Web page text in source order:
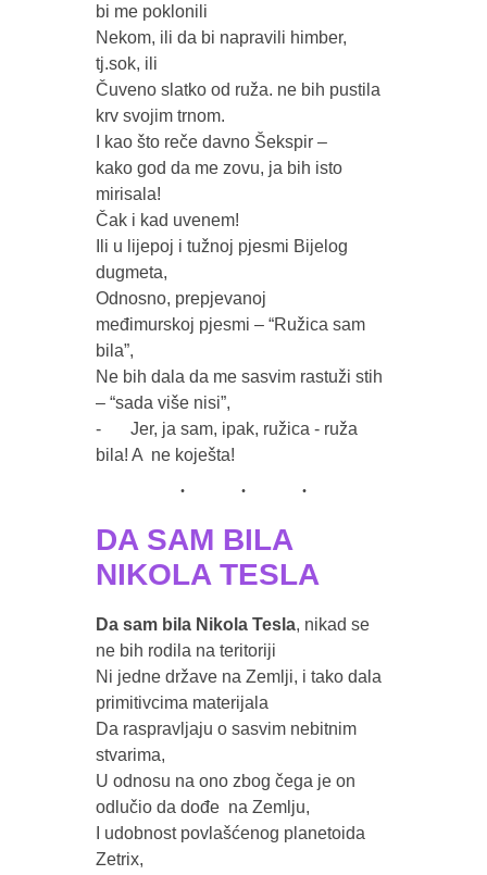
bi me poklonili
Nekom, ili da bi napravili himber,
tj.sok, ili
Čuveno slatko od ruža. ne bih pustila
krv svojim trnom.
I kao što reče davno Šekspir –
kako god da me zovu, ja bih isto
mirisala!
Čak i kad uvenem!
Ili u lijepoj i tužnoj pjesmi Bijelog
dugmeta,
Odnosno, prepjevanoj
međimurskoj pjesmi – “Ružica sam
bila”,
Ne bih dala da me sasvim rastuži stih
– “sada više nisi”,
-	Jer, ja sam, ipak, ružica - ruža
DA SAM BILA
NIKOLA TESLA
Da sam bila Nikola Tesla, nikad se
ne bih rodila na teritoriji
Ni jedne države na Zemlji, i tako dala
primitivcima materijala
Da raspravljaju o sasvim nebitnim
stvarima,
U odnosu na ono zbog čega je on
odlučio da dođe  na Zemlju,
I udobnost povlašćenog planetoida
Zetrix,